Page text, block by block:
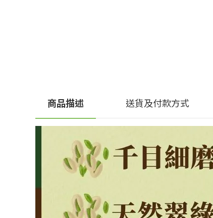
商品描述 送貨及付款方式